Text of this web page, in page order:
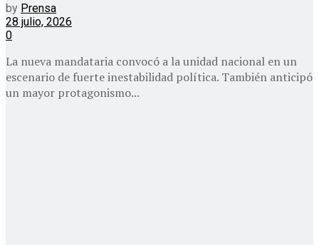
by Prensa
28 julio, 2026
0
La nueva mandataria convocó a la unidad nacional en un
escenario de fuerte inestabilidad política. También anticipó
un mayor protagonismo...